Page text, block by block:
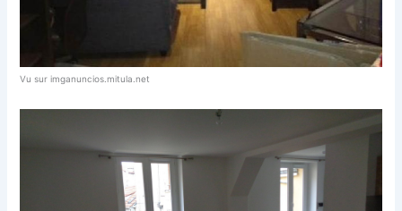
Vu sur imganuncios.mitula.net